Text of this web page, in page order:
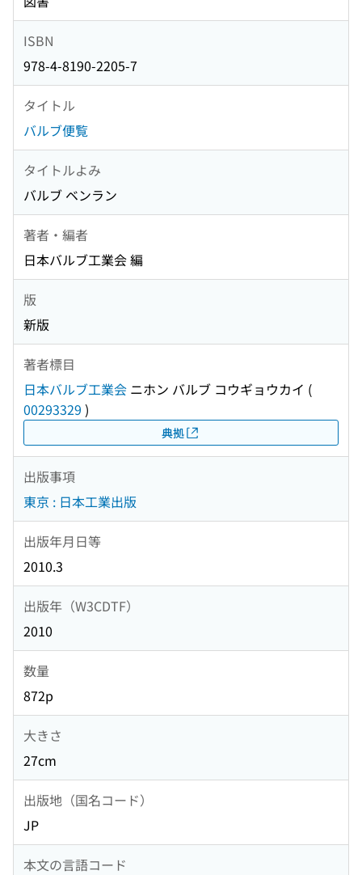
ISBN
978-4-8190-2205-7
タイトル
バルブ便覧
タイトルよみ
バルブ ベンラン
著者・編者
日本バルブ工業会 編
版
新版
著者標目
日本バルブ工業会 ニホン バルブ コウギョウカイ (
00293329 )
典拠
出版事項
東京 : 日本工業出版
出版年月日等
2010.3
出版年（W3CDTF）
2010
数量
872p
大きさ
27cm
出版地（国名コード）
JP
本文の言語コード